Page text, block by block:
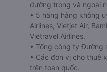
đường trong và ngoài
• 5 hãng hàng không
Airlines, Vietjet Air,
Vietravel Airlines.
• Tổng công ty Đường
• Các đơn vị cho thuê
trên toàn quốc.